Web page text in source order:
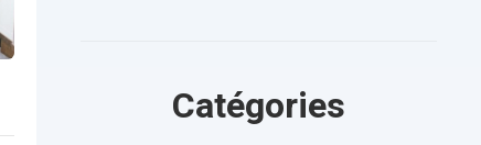
Catégories